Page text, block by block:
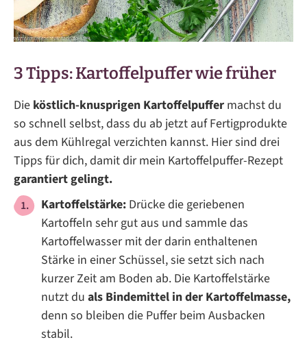
3 Tipps: Kartoffelpuffer wie früher
Die köstlich-knusprigen Kartoffelpuffer machst du
so schnell selbst, dass du ab jetzt auf Fertigprodukte
aus dem Kühlregal verzichten kannst. Hier sind drei
Tipps für dich, damit dir mein Kartoffelpuffer-Rezept
garantiert gelingt.
Kartoffelstärke: Drücke die geriebenen
Kartoffeln sehr gut aus und sammle das
Kartoffelwasser mit der darin enthaltenen
Stärke in einer Schüssel, sie setzt sich nach
kurzer Zeit am Boden ab. Die Kartoffelstärke
nutzt du als Bindemittel in der Kartoffelmasse,
denn so bleiben die Puffer beim Ausbacken
stabil.